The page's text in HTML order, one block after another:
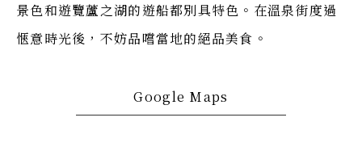
景色和遊覽蘆之湖的遊船都別具特色。在溫泉街度過
愜意時光後，不妨品嚐當地的絕品美食。
Google Maps